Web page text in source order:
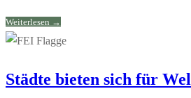
Weiterlesen →
Städte bieten sich für